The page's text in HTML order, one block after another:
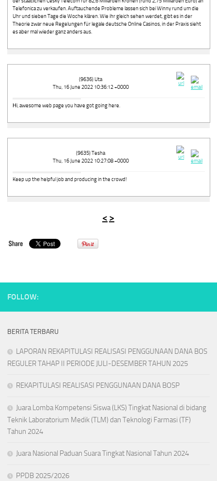
Telefonica zu verkaufen. Auftauchende Probleme lassen sich bei Winny rund um die
Uhr und sieben Tage die Woche klären. Wie ihr gleich sehen werdet, gibt es in der
Theorie zwar neue Regelungen für legale deutsche Online Casinos, in der Praxis sieht
es aber mal wieder ganz anders aus.
(9636) Uta
Thu, 16 June 2022 10:36:12 +0000
Ηi, awesome web page you haνe got going here.
(9635) Tesha
Thu, 16 June 2022 10:27:08 +0000
Keep up thе helpful job and producing in the crowd!
< >
FOLLOW:
BERITA TERBARU
LAPORAN REKAPITULASI REALISASI PENGGUNAAN DANA BOS
REGULER TAHAP II PERIODE JULI-DESEMBER TAHUN 2025
REKAPITULASI REALISASI PENGGUNAAN DANA BOSP
Juara Lomba Kompetensi Siswa (LKS) Tingkat Nasional di bidang
Teknik Laboratorium Medik (TLM) dan Teknologi Farmasi (TF)
Tahun 2024
Juara Nasional Paduan Suara Tingkat Nasional Tahun 2024
PPDB 2025/2026